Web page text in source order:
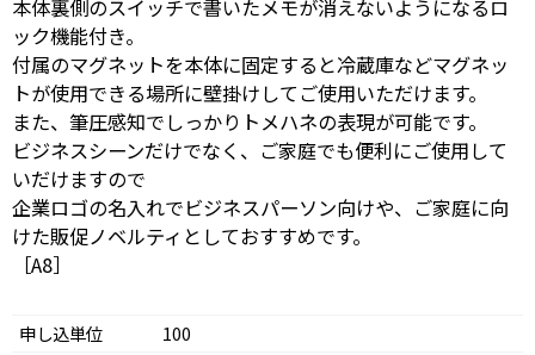
本体裏側のスイッチで書いたメモが消えないようになるロ
ック機能付き。
付属のマグネットを本体に固定すると冷蔵庫などマグネッ
トが使用できる場所に壁掛けしてご使用いただけます。
また、筆圧感知でしっかりトメハネの表現が可能です。
ビジネスシーンだけでなく、ご家庭でも便利にご使用して
いだけますので
企業ロゴの名入れでビジネスパーソン向けや、ご家庭に向
けた販促ノベルティとしておすすめです。
［A8］
申し込単位
100